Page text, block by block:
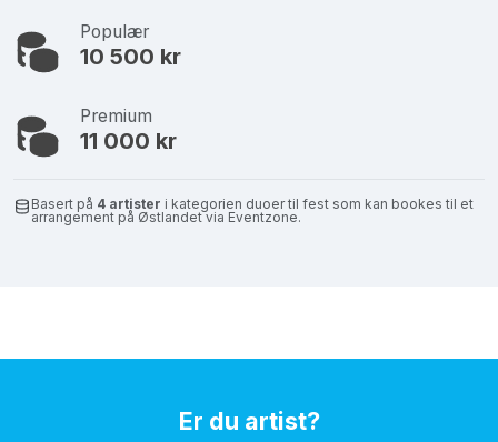
Populær
10 500 kr
Premium
11 000 kr
Basert på 4 artister i kategorien duoer til fest som kan bookes til et
arrangement på Østlandet via Eventzone.
Er du artist?